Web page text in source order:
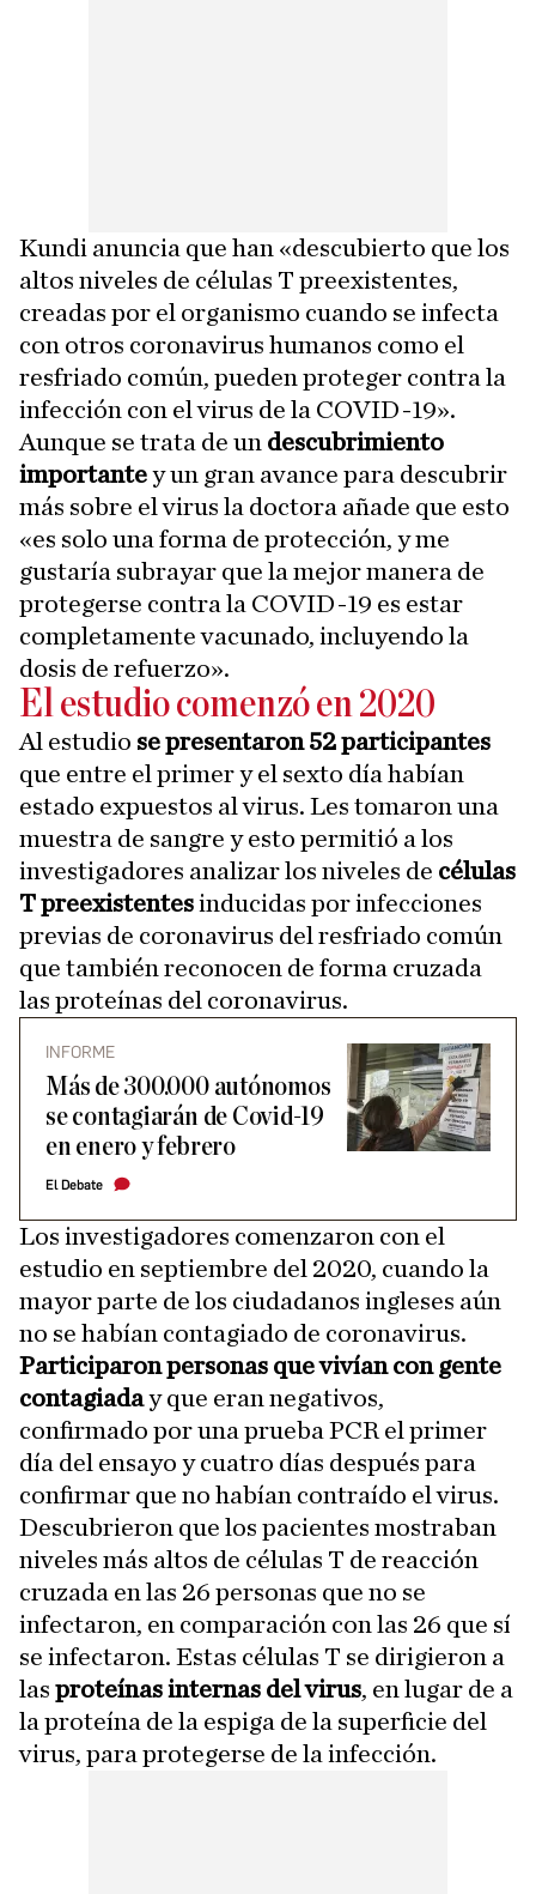
Kundi anuncia que han «descubierto que los
altos niveles de células T preexistentes,
creadas por el organismo cuando se infecta
con otros coronavirus humanos como el
resfriado común, pueden proteger contra la
infección con el virus de la COVID-19».
Aunque se trata de un descubrimiento
importantey un gran avance para descubrir
más sobre el virus la doctora añade que esto
«es solo una forma de protección, y me
gustaría subrayar que la mejor manera de
protegerse contra la COVID-19 es estar
completamente vacunado, incluyendo la
dosis de refuerzo».
El estudio comenzó en 2020
Al estudio se presentaron 52 participantes
que entre el primer y el sexto día habían
estado expuestos al virus. Les tomaron una
muestra de sangre y esto permitió a los
investigadores analizar los niveles de células
T preexistentesinducidas por infecciones
previas de coronavirus del resfriado común
que también reconocen de forma cruzada
las proteínas del coronavirus.
INFORME
Más de 300.000 autónomos
se contagiarán de Covid-19
en enero y febrero
El Debate
Los investigadores comenzaron con el
estudio en septiembre del 2020, cuando la
mayor parte de los ciudadanos ingleses aún
no se habían contagiado de coronavirus.
Participaron personas que vivían con gente
contagiaday que eran negativos,
confirmado por una prueba PCR el primer
día del ensayo y cuatro días después para
confirmar que no habían contraído el virus.
Descubrieron que los pacientes mostraban
niveles más altos de células T de reacción
cruzada en las 26 personas que no se
infectaron, en comparación con las 26 que sí
se infectaron. Estas células T se dirigieron a
las proteínas internas del virus, en lugar de a
la proteína de la espiga de la superficie del
virus, para protegerse de la infección.